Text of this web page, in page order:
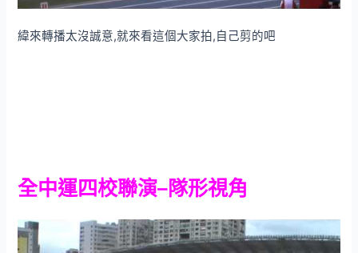
緯來轉播太沒誠意,就來看這個大家拍,自己剪的吧
全中運四校聯演–隊形視角